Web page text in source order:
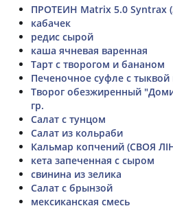
ПРОТЕИН Matrix 5.0 Syntrax
кабачек
редис сырой
каша ячневая варенная
Тарт с творогом и бананом
Печеночное суфле с
Творог обезжиренный
гр.
Салат с тунцом
Салат из кольраби
Кальмар копчений (СВОЯ
кета запеченная с сыром
свинина из зелика
Салат с брынзой
мексиканская смесь